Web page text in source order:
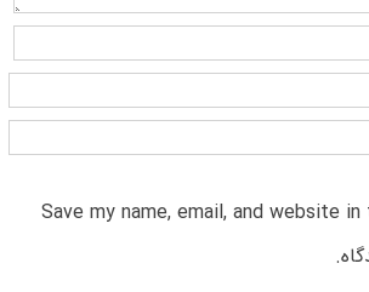
Save my name, email, and website